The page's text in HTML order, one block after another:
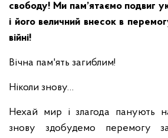
свободу! Ми пам’ятаємо подвиг
і його величний внесок в
війні!
Вічна пам'ять загиблим!
Ніколи знову…
Нехай мир і злагода панують
знову здобудемо перемогу